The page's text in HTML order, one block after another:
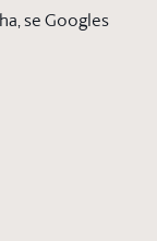
se Googles